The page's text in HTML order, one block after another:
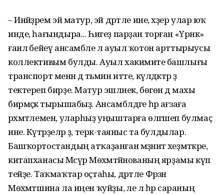
– Инәйҙәрем эй матур, эй дәртле ине, хәҙер улар юҡ
инде, һағындыра... Һигеҙ парҙан торған «Үрнәк»
ғаилә бейеү ансамбле лә ауыл ҡотон арттырыусы
коллективым булды. Ауыл хакимиәте башлығы
транспорт менән дә тәьмин итте, күлдәктәр ҙә
тектереп бирҙе. Матур эшләнек, бөгөн дә махы
бирмәҫкә тырышабыҙ. Ансамблдәге һәр ағзаға
рәхмәтлемен, уларһыҙ уңыштарға өлгәшеп булмаҫ
ине. Күтәрҙеләр ҙә, терәк-таяныс та булдылар.
Башҡортостандың атҡаҙанған мәҙәниәт хеҙмәткәре,
китапханасы Мәсүрә Мөхәмәтйәнованың ярҙамы күп
тейҙе. Таҡмаҡтар оҫтаһы, дәртле Фәрзәнә
Мөхәмәтшина ла иңен ҡуйҙы, әле лә һәр сараның